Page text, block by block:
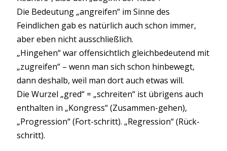
Die Bedeutung „angreifen“ im Sinne des
Feindlichen gab es natürlich auch schon immer,
aber eben nicht ausschließlich.
„Hingehen“ war offensichtlich gleichbedeutend mit
„zugreifen“ – wenn man sich schon hinbewegt,
dann deshalb, weil man dort auch etwas will.
Die Wurzel „gred“ = „schreiten“ ist übrigens auch
enthalten in „Kongress“ (Zusammen-gehen),
„Progression“ (Fort-schritt). „Regression“ (Rück-
schritt).